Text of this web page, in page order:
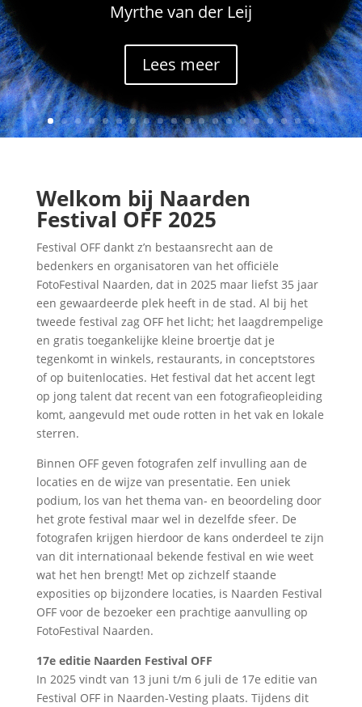
Myrthe van der Leij
Lees meer
Welkom bij Naarden
Festival OFF 2025
Festival OFF dankt z’n bestaansrecht aan de
bedenkers en organisatoren van het officiële
FotoFestival Naarden, dat in 2025 maar liefst 35 jaar
een gewaardeerde plek heeft in de stad. Al bij het
tweede festival zag OFF het licht; het laagdrempelige
en gratis toegankelijke kleine broertje dat je
tegenkomt in winkels, restaurants, in conceptstores
of op buitenlocaties. Het festival dat het accent legt
op jong talent dat recent van een fotografieopleiding
komt, aangevuld met oude rotten in het vak en lokale
sterren.
Binnen OFF geven fotografen zelf invulling aan de
locaties en de wijze van presentatie. Een uniek
podium, los van het thema van- en beoordeling door
het grote festival maar wel in dezelfde sfeer. De
fotografen krijgen hierdoor de kans onderdeel te zijn
van dit internationaal bekende festival en wie weet
wat het hen brengt! Met op zichzelf staande
exposities op bijzondere locaties, is Naarden Festival
OFF voor de bezoeker een prachtige aanvulling op
FotoFestival Naarden.
17e editie Naarden Festival OFF
In 2025 vindt van 13 juni t/m 6 juli de 17e editie van
Festival OFF in Naarden-Vesting plaats. Tijdens dit